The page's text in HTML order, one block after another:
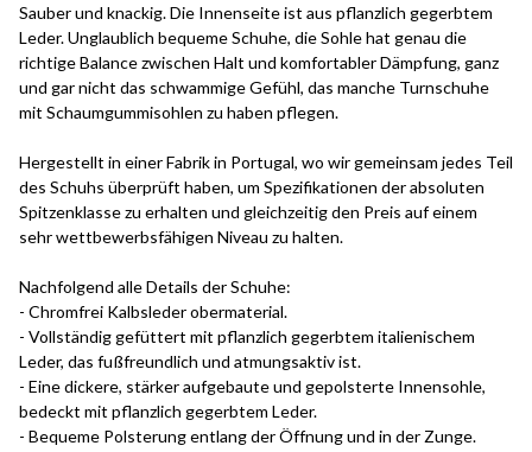
Sauber und knackig. Die Innenseite ist aus pflanzlich gegerbtem
Leder. Unglaublich bequeme Schuhe, die Sohle hat genau die
richtige Balance zwischen Halt und komfortabler Dämpfung, ganz
und gar nicht das schwammige Gefühl, das manche Turnschuhe
mit Schaumgummisohlen zu haben pflegen.
Hergestellt in einer Fabrik in Portugal, wo wir gemeinsam jedes Teil
des Schuhs überprüft haben, um Spezifikationen der absoluten
Spitzenklasse zu erhalten und gleichzeitig den Preis auf einem
sehr wettbewerbsfähigen Niveau zu halten.
Nachfolgend alle Details der Schuhe:
- Chromfrei Kalbsleder obermaterial.
- Vollständig gefüttert mit pflanzlich gegerbtem italienischem
Leder, das fußfreundlich und atmungsaktiv ist.
- Eine dickere, stärker aufgebaute und gepolsterte Innensohle,
bedeckt mit pflanzlich gegerbtem Leder.
- Bequeme Polsterung entlang der Öffnung und in der Zunge.